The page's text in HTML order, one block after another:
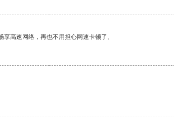
高速网络，再也不用担心网速卡顿了。